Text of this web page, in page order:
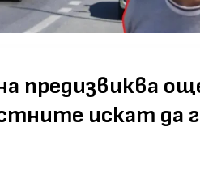
предизвиква
искат да